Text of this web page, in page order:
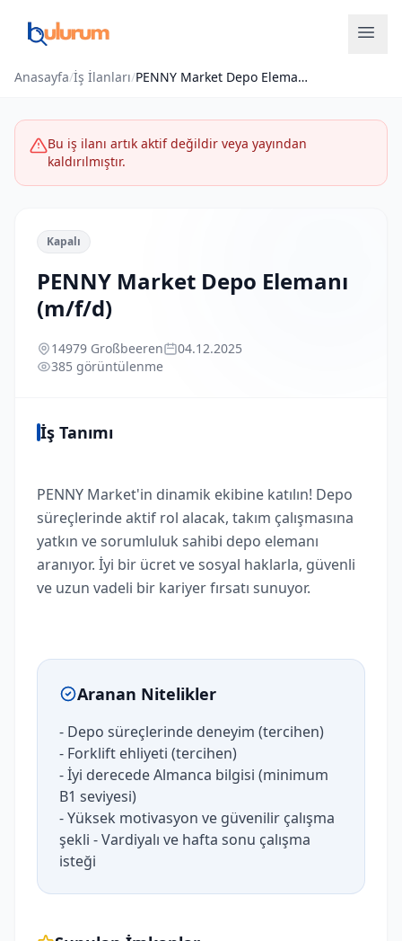
Anasayfa/İş İlanları/ PENNY Market Depo Elemanı (m/f/d)
Bu iş ilanı artık aktif değildir veya yayından
kaldırılmıştır.
Kapalı
PENNY Market Depo Elemanı
(m/f/d)
14979 Großbeeren
04.12.2025
385 görüntülenme
İş Tanımı
PENNY Market'in dinamik ekibine katılın! Depo
süreçlerinde aktif rol alacak, takım çalışmasına
yatkın ve sorumluluk sahibi depo elemanı
aranıyor. İyi bir ücret ve sosyal haklarla, güvenli
ve uzun vadeli bir kariyer fırsatı sunuyor.
Aranan Nitelikler
- Depo süreçlerinde deneyim (tercihen)
- Forklift ehliyeti (tercihen)
- İyi derecede Almanca bilgisi (minimum
B1 seviyesi)
- Yüksek motivasyon ve güvenilir çalışma
şekli - Vardiyalı ve hafta sonu çalışma
isteği